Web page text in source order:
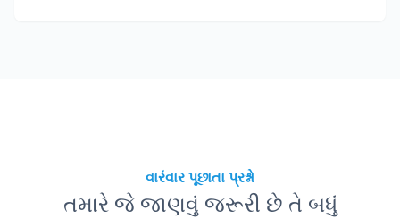
વારંવાર પૂછાતા પ્રશ્નો
તમારે જે જાણવું જરૂરી છે તે બધું